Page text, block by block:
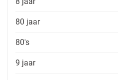
80 jaar
80's
9 jaar